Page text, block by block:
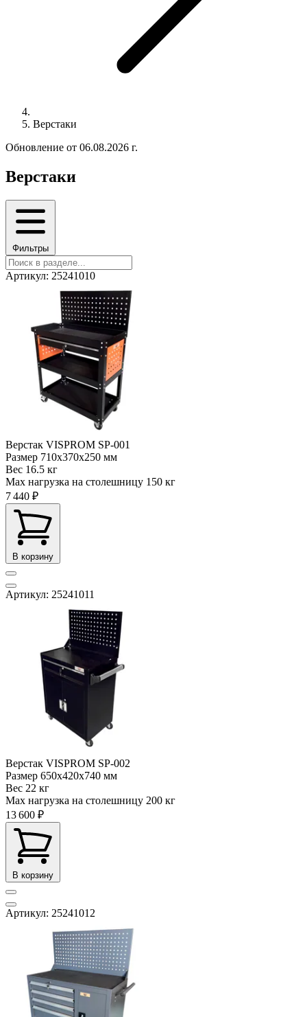
Верстаки
Обновление от 06.08.2026 г.
Верстаки
Фильтры
Артикул: 25241010
Верстак VISPROM SP-001
Размер 710x370x250 мм
Вес 16.5 кг
Max нагрузка на столешницу 150 кг
7 440 ₽
В корзину
Артикул: 25241011
Верстак VISPROM SP-002
Размер 650x420x740 мм
Вес 22 кг
Max нагрузка на столешницу 200 кг
13 600 ₽
В корзину
Артикул: 25241012